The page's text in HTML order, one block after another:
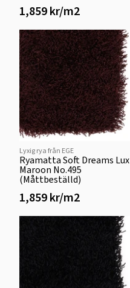
1,859 kr/m2
Lyxig rya från EGE
Ryamatta Soft Dreams Lux
Maroon No.495
(Måttbeställd)
1,859 kr/m2